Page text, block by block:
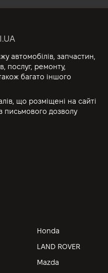
автомобілів, запчастин,
послуг, ремонту,
багато іншого
що розміщені на сайті
письмового дозволу
Honda
LAND ROVER
Mazda